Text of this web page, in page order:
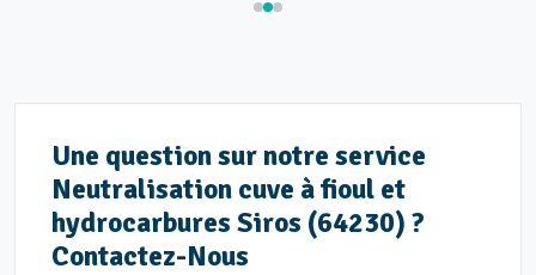
Une question sur notre service
Neutralisation cuve à fioul et
hydrocarbures Siros (64230) ?
Contactez-Nous